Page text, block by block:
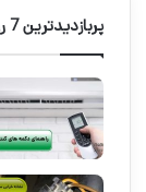
پربازدیدترین 7 روز گذشته